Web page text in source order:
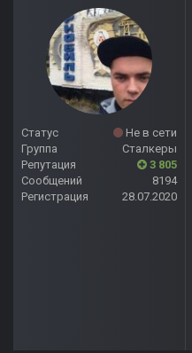
Статус
Не в сети
Группа
Сталкеры
Репутация
3 805
Сообщений
8194
Регистрация
28.07.2020